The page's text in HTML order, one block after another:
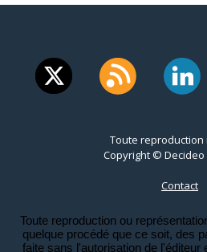
Toute reproduction
Copyright © Decideo
Contact
Toute reproduction ou
quelque procédé que ce soit, des
faite sans l'autorisation de l'éditeur